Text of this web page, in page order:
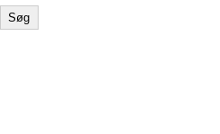
Søg